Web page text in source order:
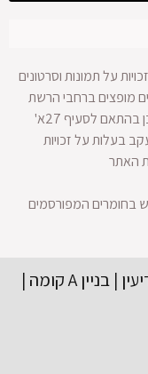
על תמונות וסרטונים
מופצים ברחבי הרשת
ולא מתאפשרת הגעה למקור החומר הויזאולי, לכן בהתאם לסעיף 27א'
בעלות על זכויות
האתר
בחומרים המפורסמים
מגדלי פלטינום | שדרות הרכס 13 מודיעין | בניין A קומה |